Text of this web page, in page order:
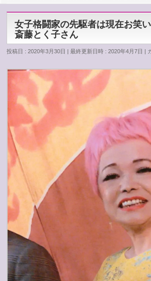
女子格闘家の先駆者は現在お笑
斎藤とく子さん
投稿日 : 2020年3月30日 最終更新日時 : 2020年4月7日